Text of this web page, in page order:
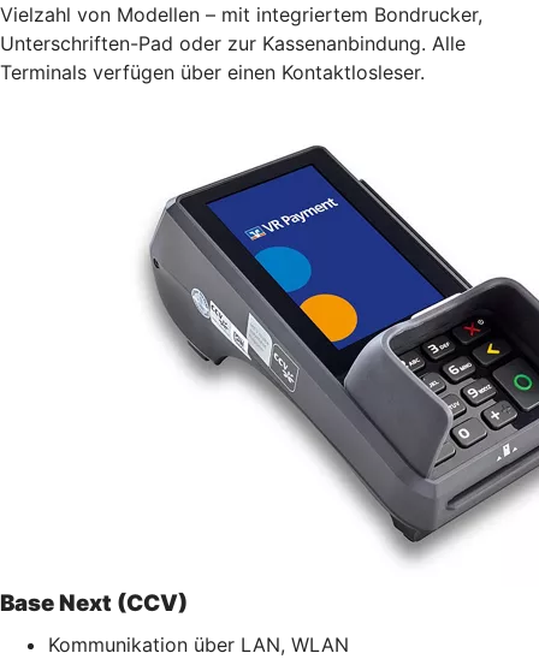
Vielzahl von Modellen – mit integriertem Bondrucker,
Unterschriften-Pad oder zur Kassenanbindung. Alle
Terminals verfügen über einen Kontaktlosleser.
Base Next (CCV)
Kommunikation über LAN, WLAN